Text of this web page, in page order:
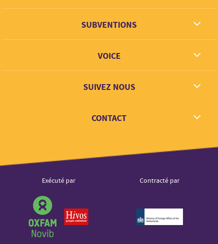
Contact
SUBVENTIONS
VOICE
SUIVEZ NOUS
Twitter
LinkedIn
CONTACT
Exécuté par
Partner
logo
Partner
logo
Contracté par
logo